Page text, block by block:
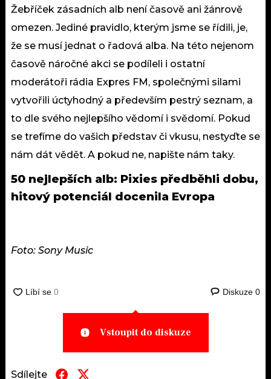
Žebříček zásadních alb není časově ani žánrově
omezen. Jediné pravidlo, kterým jsme se řídili, je,
že se musí jednat o řadová alba. Na této nejenom
časově náročné akci se podíleli i ostatní
moderátoři rádia Expres FM, společnými silami
vytvořili úctyhodný a především pestrý seznam, a
to dle svého nejlepšího vědomí i svědomí. Pokud
se trefíme do vašich představ či vkusu, nestyďte se
nám dát vědět. A pokud ne, napište nám taky.
50 nejlepších alb: Pixies předběhli dobu,
hitový potenciál docenila Evropa
Foto: Sony Music
Diskuze 0
Vstoupit do diskuze
Sdílejte